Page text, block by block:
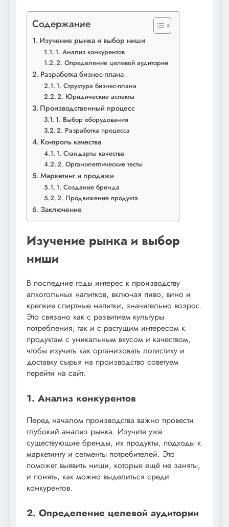
Содержание
Изучение рынка и выбор ниши
1. Анализ конкурентов
2. Определение целевой аудитории
Разработка бизнес-плана
1. Структура бизнес-плана
2. Юридические аспекты
Производственный процесс
1. Выбор оборудования
2. Разработка процесса
Контроль качества
1. Стандарты качества
2. Органолептические тесты
Маркетинг и продажи
1. Создание бренда
2. Продвижение продукта
Заключение
Изучение рынка и выбор
ниши
В последние годы интерес к производству
алкогольных напитков, включая пиво, вино и
крепкие спиртные напитки, значительно возрос.
Это связано как с развитием культуры
потребления, так и с растущим интересом к
продуктам с уникальным вкусом и качеством,
чтобы изучить как организовать логистику и
доставку сырья на производство советуем
перейти на сайт.
1. Анализ конкурентов
Перед началом производства важно провести
глубокий анализ рынка. Изучите уже
существующие бренды, их продукты, подходы к
маркетингу и сегменты потребителей. Это
поможет выявить ниши, которые ещё не заняты,
и понять, как можно выделиться среди
конкурентов.
2. Определение целевой аудитории